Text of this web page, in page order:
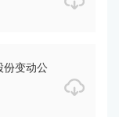
份变动公